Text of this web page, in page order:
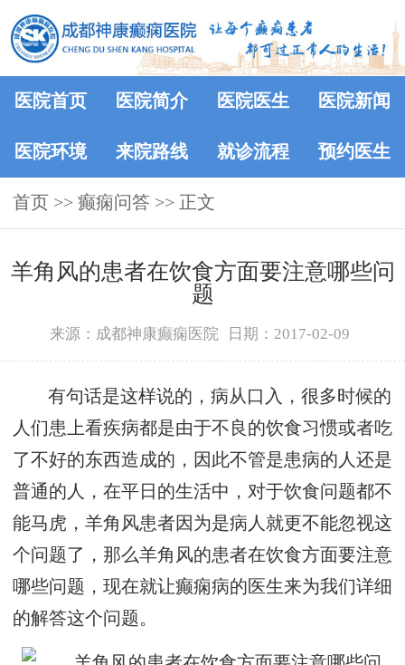
医院首页 医院简介 医院医生 医院新闻
医院环境 来院路线 就诊流程 预约医生
首页 >> 癫痫问答 >> 正文
羊角风的患者在饮食方面要注意哪些问
题
来源：成都神康癫痫医院 日期：2017-02-09
有句话是这样说的，病从口入，很多时候的
人们患上看疾病都是由于不良的饮食习惯或者吃
了不好的东西造成的，因此不管是患病的人还是
普通的人，在平日的生活中，对于饮食问题都不
能马虎，羊角风患者因为是病人就更不能忽视这
个问题了，那么羊角风的患者在饮食方面要注意
哪些问题，现在就让癫痫病的医生来为我们详细
的解答这个问题。